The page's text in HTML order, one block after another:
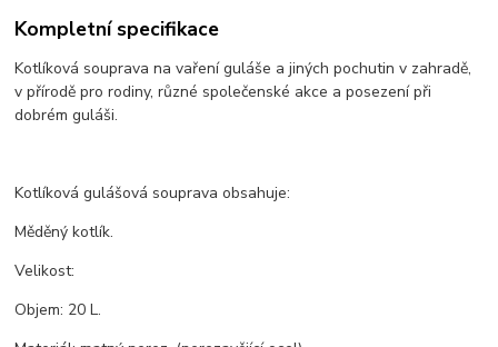
Kompletní specifikace
Kotlíková souprava na vaření guláše a jiných pochutin v zahradě,
v přírodě pro rodiny, různé společenské akce a posezení při
dobrém guláši.
Kotlíková gulášová souprava obsahuje:
Měděný kotlík.
Velikost:
Objem: 20 L.